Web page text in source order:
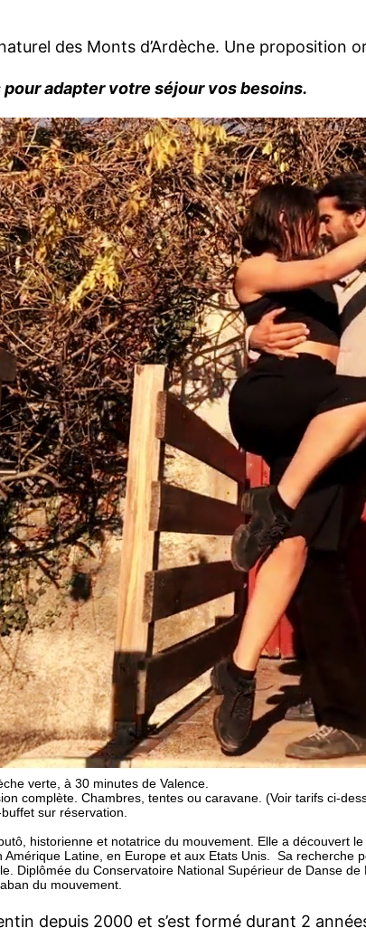
des Monts d’Ardèche. Une proposition
adapter votre séjour vos besoins.
verte, à 30 minutes de Valence.
complète. Chambres, tentes ou caravane. (Voir tarifs ci-
sur réservation.
historienne et notatrice du mouvement. Elle a découvert
Latine, en Europe et aux Etats Unis. Sa recherche
Diplômée du Conservatoire National Supérieur de Danse de
du mouvement.
depuis 2000 et s’est formé durant 2